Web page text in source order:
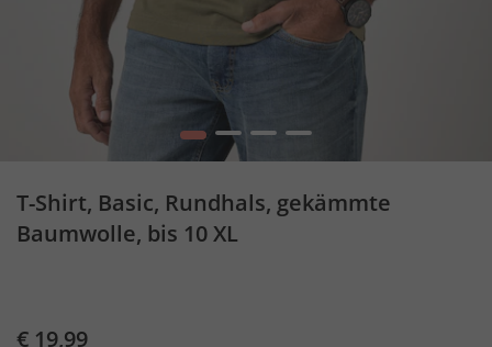
1 2 3 4
T-Shirt, Basic, Rundhals, gekämmte
Baumwolle, bis 10 XL
€ 19,99